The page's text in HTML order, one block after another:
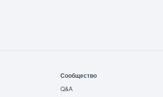
Сообщество
Q&A